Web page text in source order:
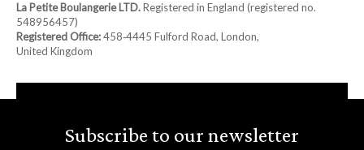
La Petite Boulangerie LTD.Registered in England (registered no.
548956457)
Registered Office:458‑4445 Fulford Road, London,
United Kingdom
Subscribe to our newsletter